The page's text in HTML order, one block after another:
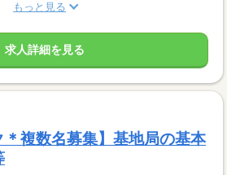
もっと見る
求人詳細を見る
＊複数名募集】基地局の基本